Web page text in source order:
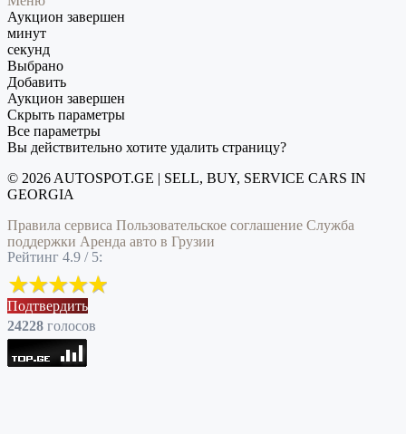
Аукцион завершен
минут
секунд
Выбрано
Добавить
Аукцион завершен
Скрыть параметры
Все параметры
Вы действительно хотите удалить страницу?
© 2026 AUTOSPOT.GE | SELL, BUY, SERVICE CARS IN
GEORGIA
Правила сервиса Пользовательское соглашение Служба
поддержки Аренда авто в Грузии
Рейтинг 4.9 / 5:
Подтвердить
24228 голоcов